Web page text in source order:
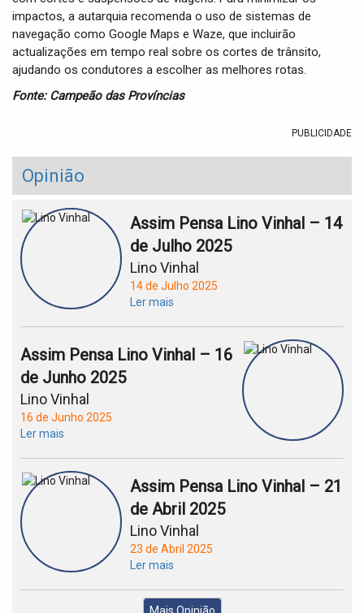
impactos, a autarquia recomenda o uso de sistemas de
navegação como Google Maps e Waze, que incluirão
actualizações em tempo real sobre os cortes de trânsito,
ajudando os condutores a escolher as melhores rotas.
Fonte: Campeão das Províncias
PUBLICIDADE
Opinião
Assim Pensa Lino Vinhal – 14
de Julho 2025
Lino Vinhal
14 de Julho 2025
Ler mais
Assim Pensa Lino Vinhal – 16
de Junho 2025
Lino Vinhal
16 de Junho 2025
Ler mais
Assim Pensa Lino Vinhal – 21
de Abril 2025
Lino Vinhal
23 de Abril 2025
Ler mais